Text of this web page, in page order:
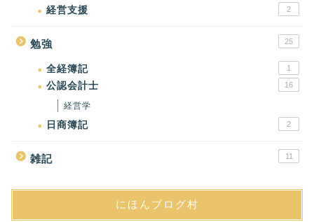
経営支援 2
勉強 25
全経簿記 1
公認会計士 16
経営学
日商簿記 2
雑記 11
にほんブログ村